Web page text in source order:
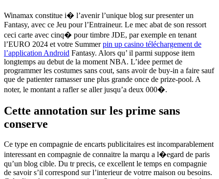
Winamax constitue i� l’avenir l’unique blog sur presenter un
Fantasy, avec ce Jeu pour l’Entraineur. Le mec abat de son ressort
ceci carte avec cinq� pour timbre JDE, par exemple en tenant
l’EURO 2024 et votre Summerpin up casino téléchargement de
l’application Android Fantasy. Alors qu’ il parmi suppose item
longtemps au debut de la moment NBA. L’idee permet de
programmer les costumes sans cout, sans avoir de buy-in a faire sauf
que de patienter ramasser une plus grande once de prize-pool. A
noter, le montant a rafler se aller jusqu’a deux 000�.
Cette annotation sur les prime sans
conserve
Ce type en compagnie de encarts publicitaires est incomparablement
interessant en compagnie de connaitre la marqu a l�egard de paris
qu’un blog cible. Du tr precis, ce excellent le temps en compagnie
de savoir s’il correspond sur l’interieur de votrre maison ou besoins.